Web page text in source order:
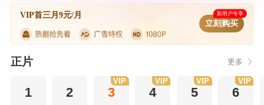
VIP首三月9元/月 新用户专享
立刻购买
正片 更多
1 2 3
VIP
4
VIP
5
VIP
6
VIP